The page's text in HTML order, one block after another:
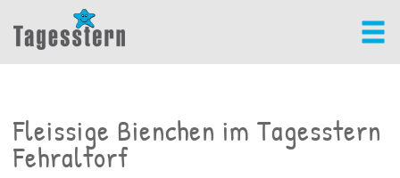
Fleissige Bienchen im Tagesstern
Fehraltorf